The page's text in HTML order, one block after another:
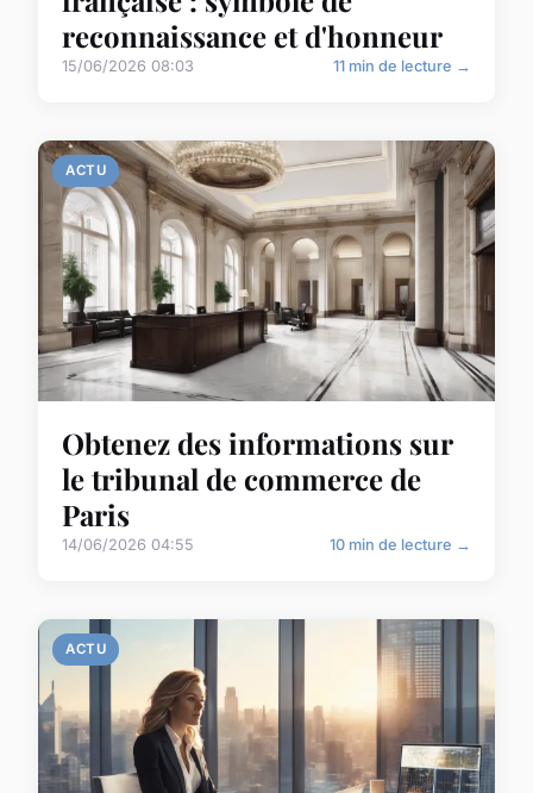
reconnaissance et d'honneur
15/06/2026 08:03 11 min de lecture →
ACTU
Obtenez des informations sur
le tribunal de commerce de
Paris
14/06/2026 04:55 10 min de lecture →
ACTU